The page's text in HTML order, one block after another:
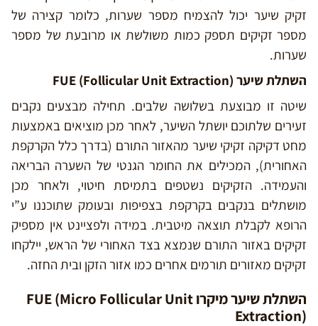
זקיק שיער יכול להצמיח מספר שערות, כלומר קצירה של
מספר זקיקים תספק כמות משולשת או מרובעת של מספר
שערות.
השתלת שיער FUE (Follicular Unit Extraction)
שיטה זו מבוצעת בשלושה שלבים. תחילה מבצעים נקבים
זעירים שלתוכם יושתל השיער, לאחר מכן מוציאים באמצעות
מחט דקיקה זקיקי שיער מהאזור התורם (בדרך כלל הקרקפת
האחורית), המכילים את החומר הגנטי של השערה הבריאה
והעמידה. הזקיקים נשטפים בתמיסת חיטוי, ולאחר מכן
מושתלים בנקבים בקרקפת בצפיפות ובעומק שתוכננו ע”י
הרופא לקבלת תוצאה מיטבית. במידה ולפציינט אין מספיק
זקיקים באזור התורם שנמצא בצד האחורי של הראש, יילקחו
זקיקים מאזורים תורמים אחרים כמו אזור הזקן ובית החזה.
השתלת שיער מיקרו FUE (Micro Follicular Unit
Extraction)